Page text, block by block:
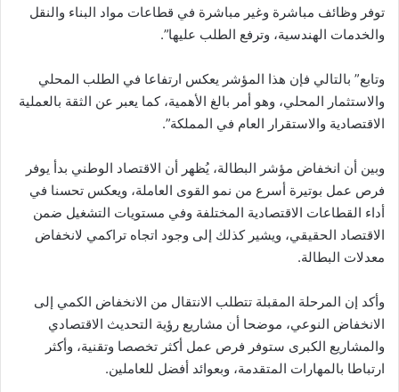
توفر وظائف مباشرة وغير مباشرة في قطاعات مواد البناء والنقل
والخدمات الهندسية، وترفع الطلب عليها”.
وتابع” بالتالي فإن هذا المؤشر يعكس ارتفاعا في الطلب المحلي
والاستثمار المحلي، وهو أمر بالغ الأهمية، كما يعبر عن الثقة بالعملية
الاقتصادية والاستقرار العام في المملكة”.
وبين أن انخفاض مؤشر البطالة، يُظهر أن الاقتصاد الوطني بدأ يوفر
فرص عمل بوتيرة أسرع من نمو القوى العاملة، ويعكس تحسنا في
أداء القطاعات الاقتصادية المختلفة وفي مستويات التشغيل ضمن
الاقتصاد الحقيقي، ويشير كذلك إلى وجود اتجاه تراكمي لانخفاض
معدلات البطالة.
وأكد إن المرحلة المقبلة تتطلب الانتقال من الانخفاض الكمي إلى
الانخفاض النوعي، موضحا أن مشاريع رؤية التحديث الاقتصادي
والمشاريع الكبرى ستوفر فرص عمل أكثر تخصصا وتقنية، وأكثر
ارتباطا بالمهارات المتقدمة، وبعوائد أفضل للعاملين.